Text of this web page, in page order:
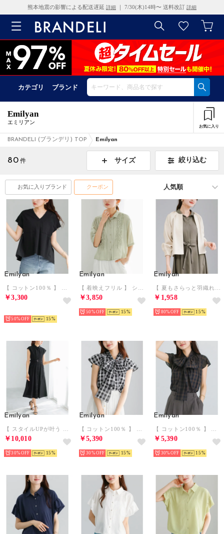
熊本地震の影響による配送遅延 詳細 ｜ 7/30(木)14時〜 送料改訂 詳細
カテゴリ ブランド
Emilyan
エミリアン
お気に入り
BRANDELI (ブランデリ) TOP Emilyan
80 件 サイズ 絞り込む
お気に入りブランド クーポン
Emilyan
￥3,300
50% 15
Emilyan
￥3,850
50% 15
Emilyan
￥1,958
80% 15
Emilyan
￥10,010
30% 15
Emilyan
￥5,390
30% 15
Emilyan
￥5,390
30% 15